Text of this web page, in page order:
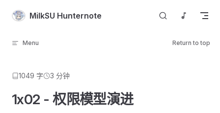
Skip to content
MilkSU Hunternote
Menu Return to top
1049 字 3 分钟
1x02 - 权限模型演进